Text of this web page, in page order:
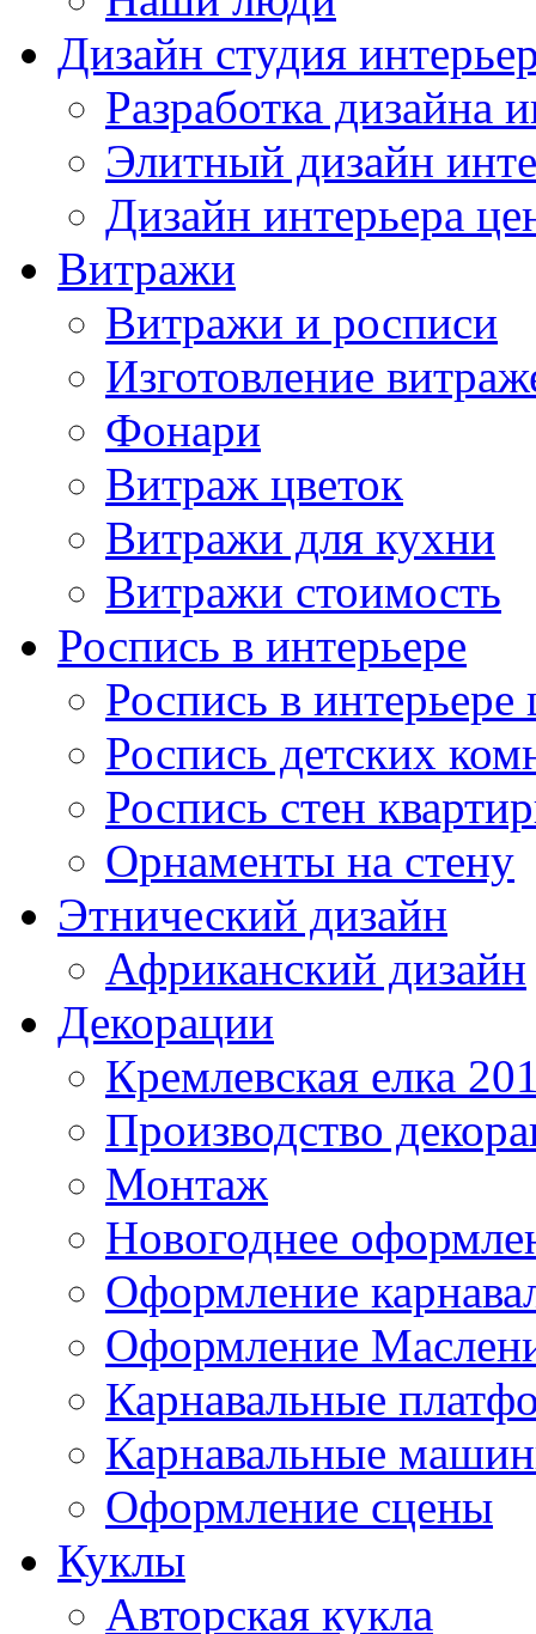
Дизайн студия
Разработка дизайна
Элитный дизайн
Дизайн интерьера
Витражи
Витражи и росписи
Изготовление
Фонари
Витраж цветок
Витражи для кухни
Витражи стоимость
Роспись в интерьере
Роспись в интерьере
Роспись детских
Роспись стен
Орнаменты на стену
Этнический дизайн
Африканский дизайн
Декорации
Кремлевская елка
Производство
Монтаж
Новогоднее
Оформление
Оформление
Карнавальные
Карнавальные
Оформление сцены
Куклы
Авторская кукла